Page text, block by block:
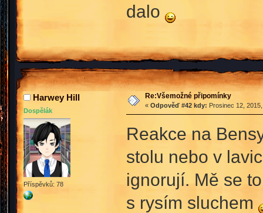
dalo
Harwey Hill
Dospělák
Příspěvků: 78
Re:Všemožné připomínky
« Odpověď #42 kdy: Prosinec 12,
Reakce na
stolu nebo v
ignorují. Mě se
s rysím sluchem